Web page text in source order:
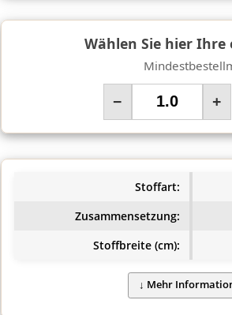
Wählen Sie hier
− +
Stoffart:
Zusammensetzung:
Stoffbreite (cm):